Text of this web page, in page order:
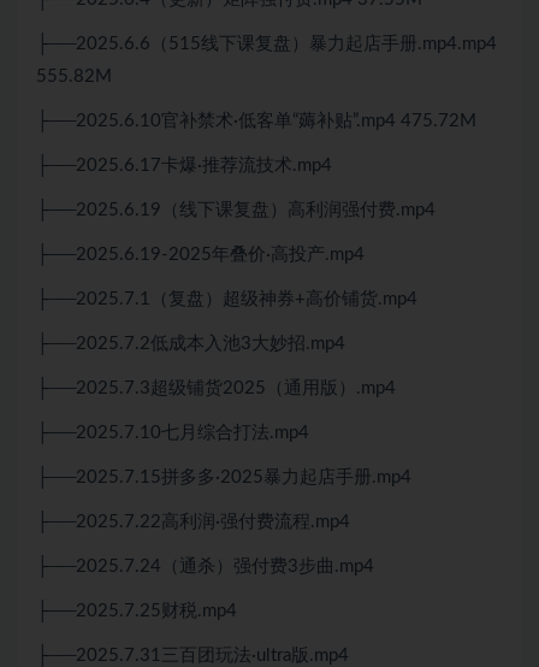
├──2025.6.6（515线下课复盘）暴力起店手册.mp4.mp4
555.82M
├──2025.6.10官补禁术·低客单“薅补贴”.mp4 475.72M
├──2025.6.17卡爆·推荐流技术.mp4
├──2025.6.19（线下课复盘）高利润强付费.mp4
├──2025.6.19-2025年叠价·高投产.mp4
├──2025.7.1（复盘）超级神券+高价铺货.mp4
├──2025.7.2低成本入池3大妙招.mp4
├──2025.7.3超级铺货2025（通用版）.mp4
├──2025.7.10七月综合打法.mp4
├──2025.7.15拼多多·2025暴力起店手册.mp4
├──2025.7.22高利润·强付费流程.mp4
├──2025.7.24（通杀）强付费3步曲.mp4
├──2025.7.25财税.mp4
├──2025.7.31三百团玩法·ultra版.mp4